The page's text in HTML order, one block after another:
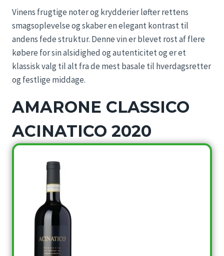
Vinens frugtige noter og krydderier løfter rettens
smagsoplevelse og skaber en elegant kontrast til
andens fede struktur. Denne vin er blevet rost af flere
købere for sin alsidighed og autenticitet og er et
klassisk valg til alt fra de mest basale til hverdagsretter
og festlige middage.
AMARONE CLASSICO
ACINATICO 2020